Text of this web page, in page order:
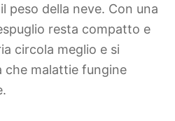
della neve. Con una
resta compatto e
circola meglio e si
che malattie fungine